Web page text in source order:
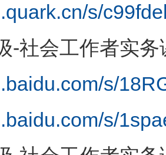
s/
-社会工作者实
s/
s/